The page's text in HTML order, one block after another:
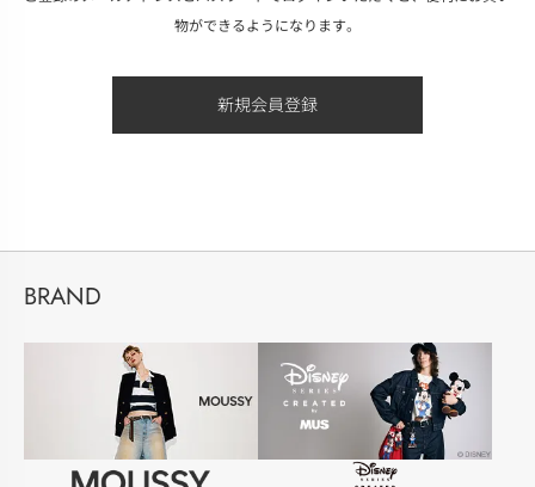
物ができるようになります。
BRAND